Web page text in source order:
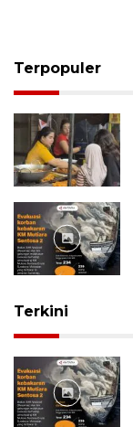
Terpopuler
Terkini